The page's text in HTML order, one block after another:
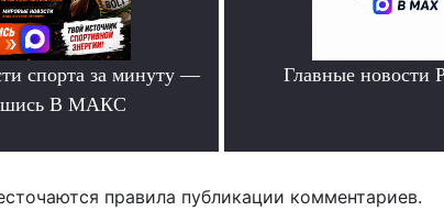
спорта за минуту —
В МАКС
Главные новости
правила публикации комментариев.